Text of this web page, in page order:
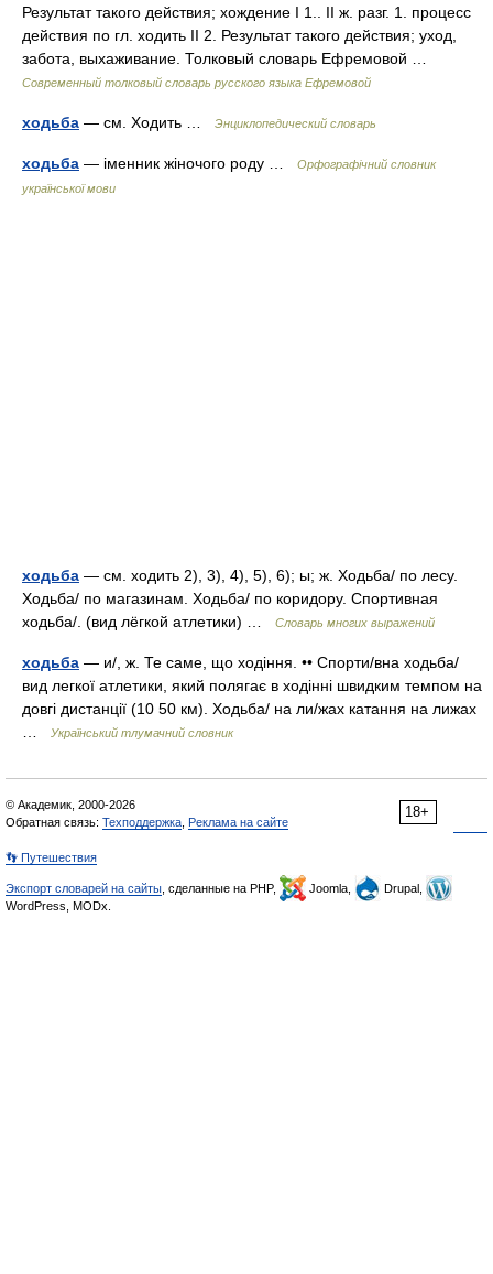
Результат такого действия; хождение I 1.. II ж. разг. 1. процесс
действия по гл. ходить II 2. Результат такого действия; уход,
забота, выхаживание. Толковый словарь Ефремовой …
Современный толковый словарь русского языка Ефремовой
ходьба — см. Ходить … Энциклопедический словарь
ходьба — іменник жіночого роду …
Орфографічний словник
української мови
ходьба — см. ходить 2), 3), 4), 5), 6); ы; ж. Ходьба/ по лесу.
Ходьба/ по магазинам. Ходьба/ по коридору. Спортивная
ходьба/. (вид лёгкой атлетики) …
Словарь многих выражений
ходьба — и/, ж. Те саме, що ходіння. •• Спорти/вна ходьба/
вид легкої атлетики, який полягає в ходінні швидким темпом на
довгі дистанції (10 50 км). Ходьба/ на ли/жах катання на лижах
Український тлумачний словник
18+
© Академик, 2000-2026
Обратная связь: Техподдержка Реклама на сайте
👣 Путешествия
Экспорт словарей на сайты , сделанные на PHP, Joomla,
Drupal,
WordPress, MODx.